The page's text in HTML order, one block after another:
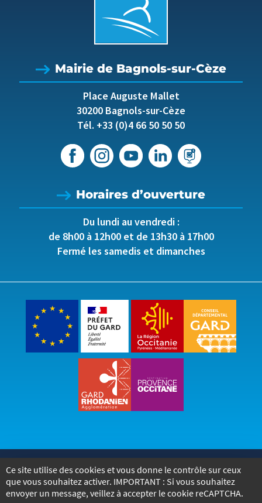
Ce site utilise des cookies et vous donne le contrôle sur ceux
que vous souhaitez activer. IMPORTANT : Si vous souhaitez
envoyer un message, veillez à accepter le cookie reCAPTCHA.
Mairie de Bagnols-sur-Cèze
Place Auguste Mallet
30200 Bagnols-sur-Cèze
Tél. +33 (0)4 66 50 50 50
Horaires d’ouverture
Du lundi au vendredi :
de 8h00 à 12h00 et de 13h30 à 17h00
Fermé les samedis et dimanches
Accueil Accessibilité
Mentions légales
Politique de confidentialité
Marchés publics